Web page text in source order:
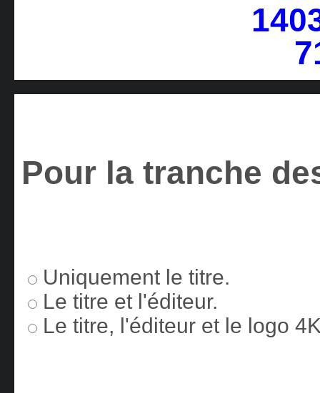
Pour la tranche
Uniquement le titre.
Le titre et l'éditeur.
Le titre, l'éditeur et le logo